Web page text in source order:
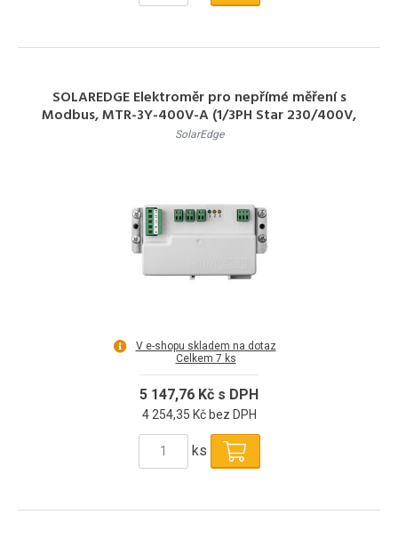
SOLAREDGE Elektroměr pro nepřímé měření s
Modbus, MTR-3Y-400V-A (1/3PH Star 230/400V,
DINRail-MB Ene
SolarEdge
V e-shopu skladem na dotaz
Celkem 7 ks
5 147,76 Kč s DPH
4 254,35 Kč bez DPH
ks